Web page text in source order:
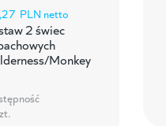
PLN netto
2 świec
Monkey